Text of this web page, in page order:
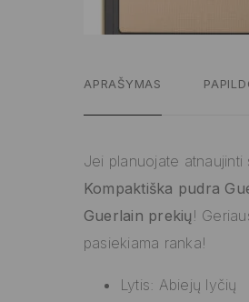
APRAŠYMAS
Jei planuojate
Kompaktiška pudra
Guerlain prekių !
pasiekiama ranka!
Lytis: Abiejų lyčių